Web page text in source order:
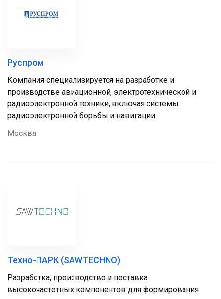
Руспром
Компания специализируется на разработке и
производстве авиационной, электротехнической и
радиоэлектронной техники, включая системы
радиоэлектронной борьбы и навигации
Москва
Техно-ПАРК (SAWTECHNO)
Разработка, производство и поставка
высокочастотных компонентов для формирования